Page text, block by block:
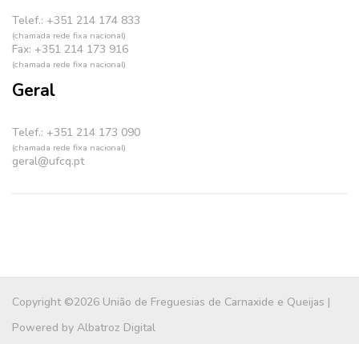
Telef.: +351 214 174 833
(chamada rede fixa nacional)
Fax: +351 214 173 916
(chamada rede fixa nacional)
Geral
Telef.: +351 214 173 090
(chamada rede fixa nacional)
geral@ufcq.pt
Copyright ©2026 União de Freguesias de Carnaxide e Queijas |
Powered by Albatroz Digital